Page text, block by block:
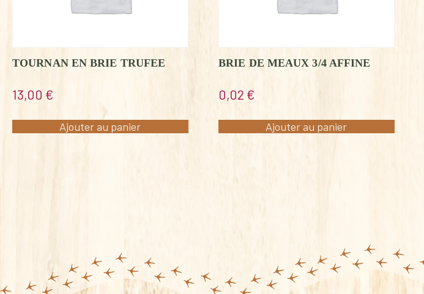
TOURNAN EN BRIE TRUFEE
13,00 €
Ajouter au panier
BRIE DE MEAUX 3/4 AFFINE
0,02 €
Ajouter au panier